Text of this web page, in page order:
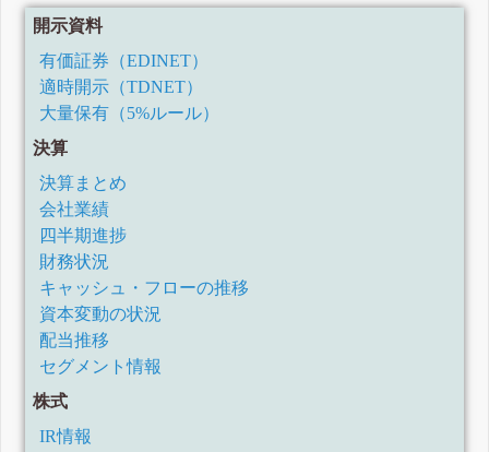
開示資料
有価証券（EDINET）
適時開示（TDNET）
大量保有（5%ルール）
決算
決算まとめ
会社業績
四半期進捗
財務状況
キャッシュ・フローの推移
資本変動の状況
配当推移
セグメント情報
株式
IR情報